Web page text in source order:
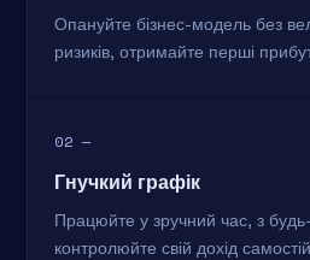
Опануйте бізнес-модель без
ризиків, отримайте перші
02 —
Гнучкий графік
Працюйте у зручний час, з будь-
контролюйте свій дохід